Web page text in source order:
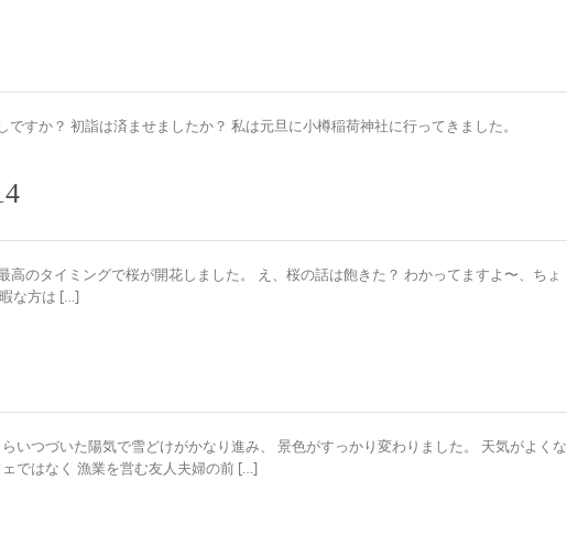
すか？ 初詣は済ませましたか？ 私は元旦に小樽稲荷神社に行ってきました。
のタイミングで桜が開花しました。 え、桜の話は飽きた？ わかってますよ〜、ちょ
な方は […]
いつづいた陽気で雪どけがかなり進み、 景色がすっかり変わりました。 天気がよくな
ではなく 漁業を営む友人夫婦の前 […]